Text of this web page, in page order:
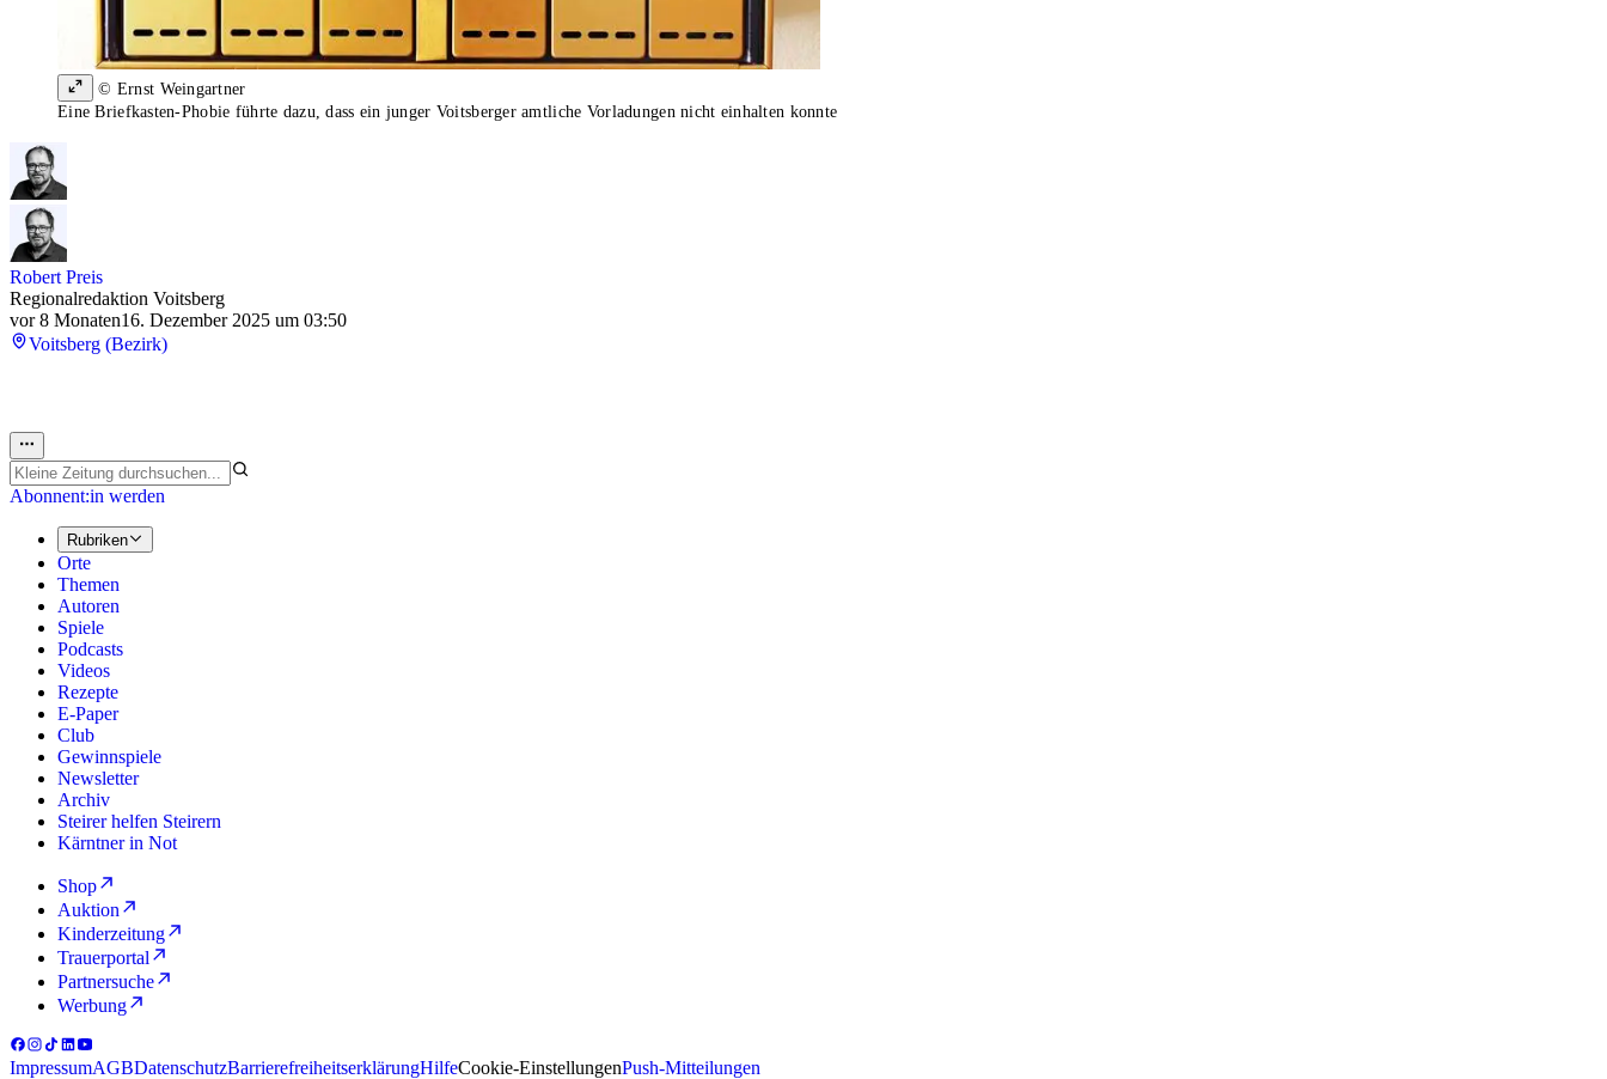
© Ernst Weingartner
Eine Briefkasten-Phobie führte dazu, dass ein junger Voitsberger amtliche Vorladungen nicht einhalten konnte
Robert Preis
Regionalredaktion Voitsberg
vor 8 Monaten16. Dezember 2025 um 03:50
Voitsberg (Bezirk)
Abonnent:in werden
Rubriken
Orte
Themen
Autoren
Spiele
Podcasts
Videos
Rezepte
E-Paper
Club
Gewinnspiele
Newsletter
Archiv
Steirer helfen Steirern
Kärntner in Not
Shop
Auktion
Kinderzeitung
Trauerportal
Partnersuche
Werbung
ImpressumAGBDatenschutzBarrierefreiheitserklärungHilfeCookie-EinstellungenPush-Mitteilungen